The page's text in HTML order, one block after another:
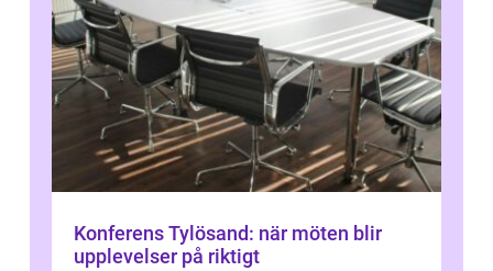
Konferens Tylösand: när möten blir
upplevelser på riktigt